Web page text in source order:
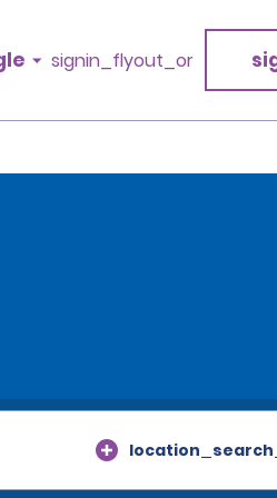
signin_flyout_or